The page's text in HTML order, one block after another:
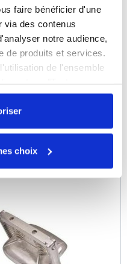
faire bénéficier d'une
via des contenus
notre audience,
de produits et services.
de l'ensemble
souhaitez autoriser que
cliquer sur
choix
6 kg